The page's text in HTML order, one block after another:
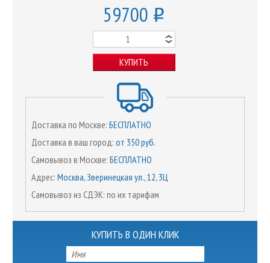
59700 o
КУПИТЬ
Доставка по Москве: БЕСПЛАТНО
Доставка в ваш город: от 350 руб.
Самовывоз в Москве: БЕСПЛАТНО
Адрес: Москва, Зверинецкая ул., 12, 3Ц
Самовывоз из СДЭК: по их тарифам
КУПИТЬ В ОДИН КЛИК